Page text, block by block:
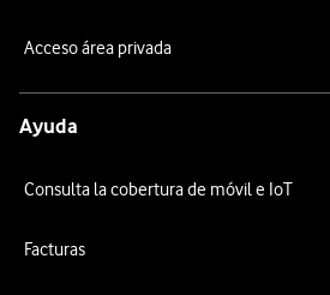
Acceso área privada
Ayuda
Consulta la cobertura de móvil e IoT
Facturas